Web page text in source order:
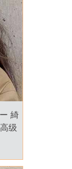
綺
级